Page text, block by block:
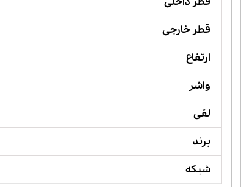
قطر خارجی
ارتفاع
واشر
لقی
برند
شبکه